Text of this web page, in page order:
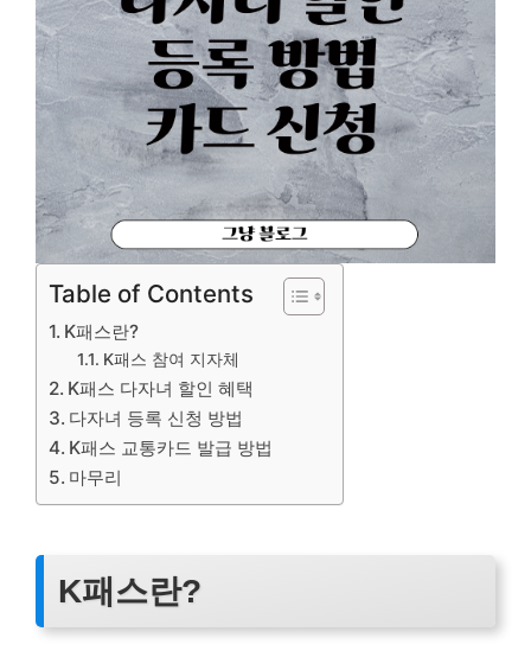
Table of Contents
K패스란?
K패스 참여 지자체
K패스 다자녀 할인 혜택
다자녀 등록 신청 방법
K패스 교통카드 발급 방법
마무리
K패스란?